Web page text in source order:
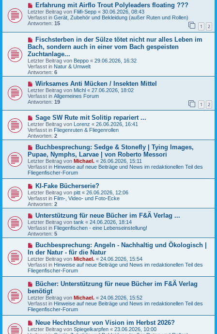
a
g
B
e
i
t
a
g
N
e
u
e
r
B
e
i
t
r
a
g
Erfahrung mit Airflo Trout Polyleaders floating ???
Letzter Beitrag von Fliifi-Sepp « 30.06.2026, 08:43
Verfasst in Gerät, Zubehör und Bekleidung (außer Ruten und Rollen)
Antworten: 15 1 2
N
u
e
r
B
e
i
r
a
g
Fischsterben in der Sülze tötet nicht nur alles Leben im
Bach, sondern auch in einer vom Bach gespeisten
Zuchtanlage...
Letzter Beitrag von Beppo « 29.06.2026, 16:32
Verfasst in Natur & Umwelt
Antworten: 6
N
e
u
e
r
B
e
i
t
r
a
g
Wirksames Anti Mücken / Insekten Mittel
Letzter Beitrag von Michl « 27.06.2026, 18:02
Verfasst in Allgemeines Forum
Antworten: 19 1 2
N
e
u
e
r
B
e
i
t
r
a
g
Sage SW Rute mit Solitip repariert ...
Letzter Beitrag von Lorenz « 26.06.2026, 16:41
Verfasst in Fliegenruten & Fliegenrollen
Antworten: 2
N
u
e
r
B
e
t
r
a
g
Buchbesprechung: Sedge & Stonefly | Tying Images,
Pupae, Nymphs, Larvae | von Roberto Messori
Letzter Beitrag von Michael. « 26.06.2026, 15:11
Verfasst in Hinweise auf neue Beiträge und News im redaktionellen Teil des
Fliegenfischer-Forum
N
e
u
e
r
B
e
i
t
r
a
g
KI-Fake Bücherserie?
Letzter Beitrag von pitt « 26.06.2026, 12:06
Verfasst in Film-, Video- und Foto-Ecke
Antworten: 2
N
e
u
e
r
B
e
i
t
r
a
g
Unterstützung für neue Bücher im F&Ä Verlag ...
Letzter Beitrag von tank « 24.06.2026, 18:14
Verfasst in Fliegenfischen - eine Lebenseinstellung!
Antworten: 5
N
u
e
r
B
e
t
r
a
g
Buchbesprechung: Angeln - Nachhaltig und Ökologisch |
In der Natur - für die Natur
Letzter Beitrag von Michael. « 24.06.2026, 15:54
Verfasst in Hinweise auf neue Beiträge und News im redaktionellen Teil des
Fliegenfischer-Forum
N
u
e
r
B
e
t
Bücher: Unterstützung für neue Bücher im F&Ä Verlag
benötigt
Letzter Beitrag von Michael. « 24.06.2026, 15:52
Verfasst in Hinweise auf neue Beiträge und News im redaktionellen Teil des
Fliegenfischer-Forum
N
e
Neue Hechtschnur von Vision im Herbst 2026?
Letzter Beitrag von Spiegelkarpfen « 23.06.2026, 10:00